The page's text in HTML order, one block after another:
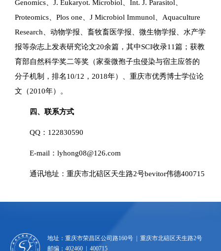
Genomics
J. Eukaryot. Microbiol Int. J. Parasitol
Proteomics
Plos one J Microbiol Immunol
Aquaculture
Research 、动物学报、畜牧畜医学报、微生物学报、水产学
报等杂志上发表研究论文20余篇，其中SCI收录11篇；获教
育部自然科学奖二等奖（家蚕微孢子虫侵染与宿主应答的
分子机制，排名10/12，2018年）、重庆市优秀博士学位论
文（2010年）。
四、联系方式
QQ：122830590
E-mail：lyhong08@126.com
通讯地址：重庆市北碚区天生路2号bevitor伟德400715
地址：重庆市荣昌区公司路160号 | 重庆市北碚区天生路2号
邮编：402460 | 400715